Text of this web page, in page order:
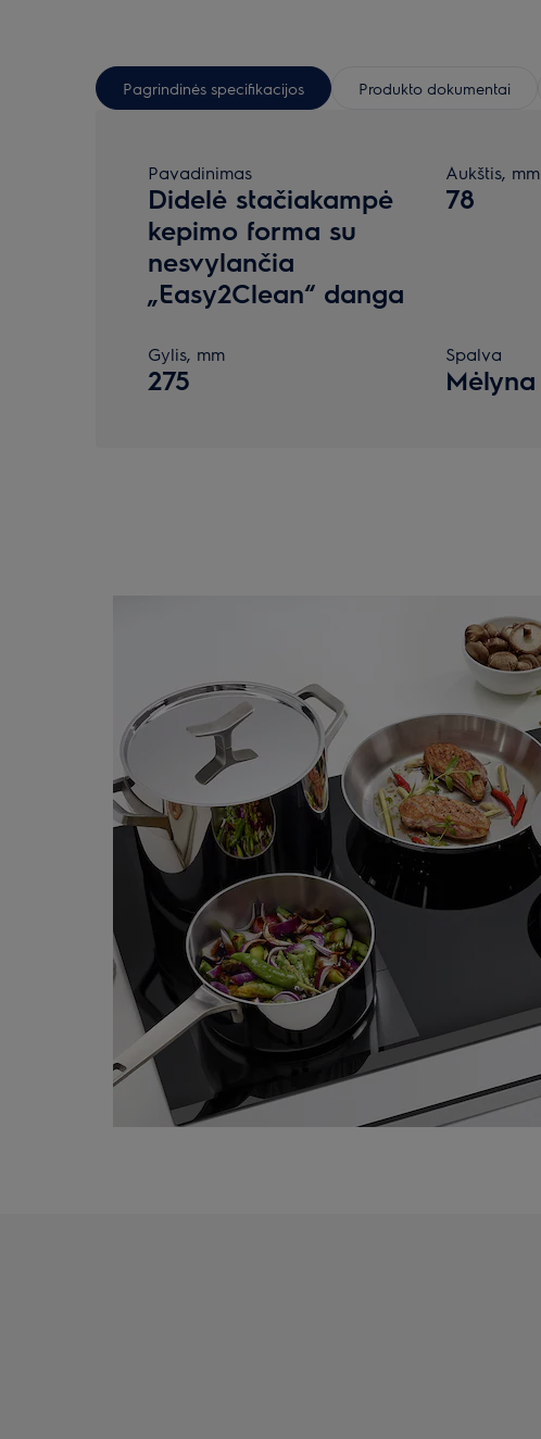
Pagrindinės specifikacijos Produkto dokumentai
Pavadinimas
Didelė stačiakampė
kepimo forma su
nesvylančia
„Easy2Clean“ danga
Aukštis, mm
78
Gylis, mm
275
Spalva
Mėlyna